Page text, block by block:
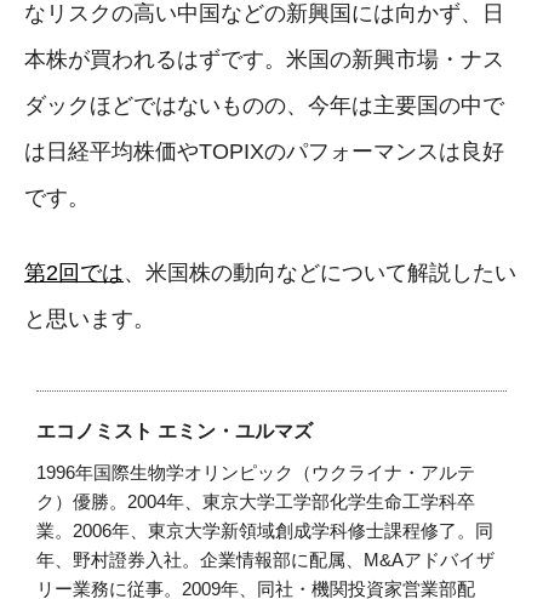
なリスクの高い中国などの新興国には向かず、日
本株が買われるはずです。米国の新興市場・ナス
ダックほどではないものの、今年は主要国の中で
は日経平均株価やTOPIXのパフォーマンスは良好
です。
第2回では、米国株の動向などについて解説したい
と思います。
エコノミスト エミン・ユルマズ
1996年国際生物学オリンピック（ウクライナ・アルテ
ク）優勝。2004年、東京大学工学部化学生命工学科卒
業。2006年、東京大学新領域創成学科修士課程修了。同
年、野村證券入社。企業情報部に配属、M&Aアドバイザ
リー業務に従事。2009年、同社・機関投資家営業部配